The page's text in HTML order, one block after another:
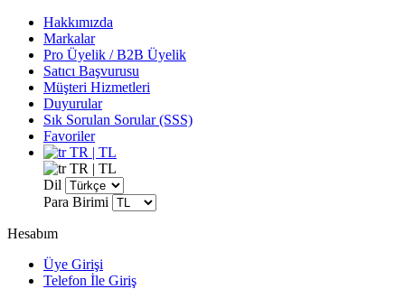
Hakkımızda
Markalar
Pro Üyelik / B2B Üyelik
Satıcı Başvurusu
Müşteri Hizmetleri
Duyurular
Sık Sorulan Sorular (SSS)
Favoriler
TR | TL
TR | TL
Dil
Para Birimi
Hesabım
Üye Girişi
Telefon İle Giriş